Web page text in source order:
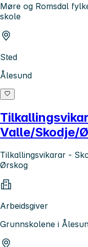
Møre og Romsdal
skole
Sted
Ålesund
Valle/Skodje/
Tilkallingsvikarar -
Ørskog
Arbeidsgiver
Grunnskolene i